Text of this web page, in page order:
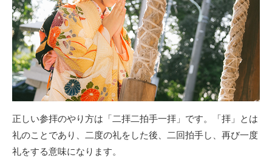
正しい参拝のやり方は「二拝二拍手一拝」です。「拝」とは
礼のことであり、二度の礼をした後、二回拍手し、再び一度
礼をする意味になります。